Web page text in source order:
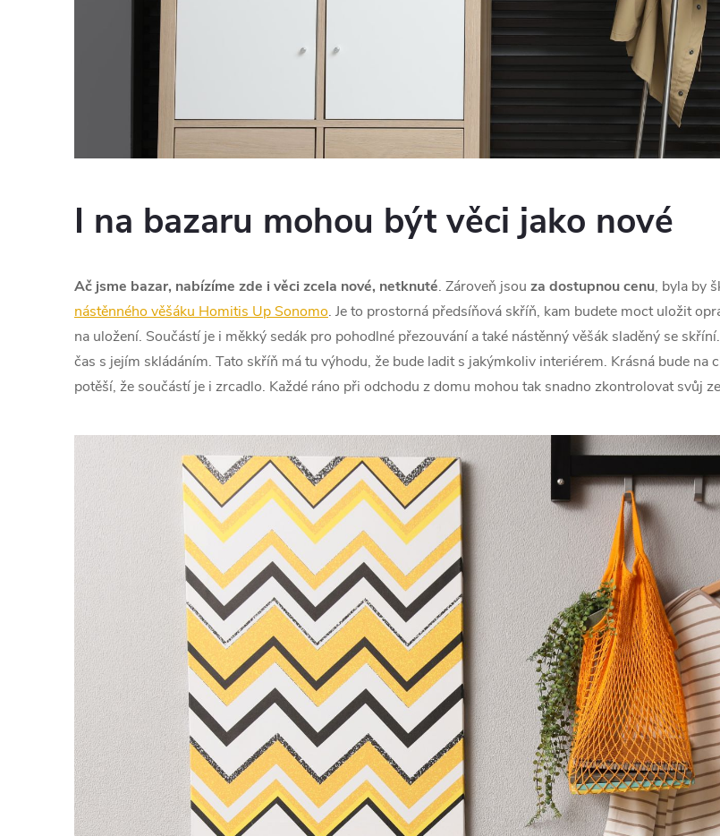
I na bazaru mohou být věci jako nové
Ač jsme bazar, nabízíme zde i věci zcela nové, netknuté. Zároveň jsou za dostupnou cenu, byla by
nástěnného věšáku Homitis Up Sonomo. Je to prostorná předsíňová skříň, kam budete moct uložit
na uložení. Součástí je i měkký sedák pro pohodlné přezouvání a také nástěnný věšák sladěný se skříní.
čas s jejím skládáním. Tato skříň má tu výhodu, že bude ladit s jakýmkoliv interiérem. Krásná bude na
potěší, že součástí je i zrcadlo. Každé ráno při odchodu z domu mohou tak snadno zkontrolovat svůj